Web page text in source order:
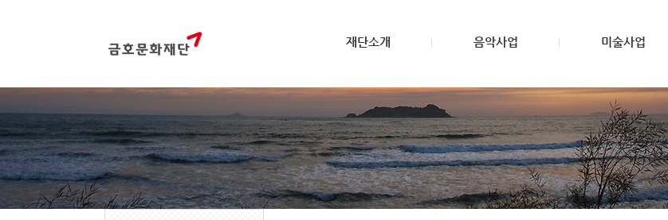
재단소개 음악사업 미술사업